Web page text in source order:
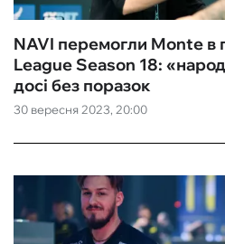
30 вересня 2023, 20:00
NAVI перемогли Monte в
League Season 18:
досі без поразок